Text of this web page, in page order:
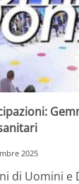
2025
di Uomini e